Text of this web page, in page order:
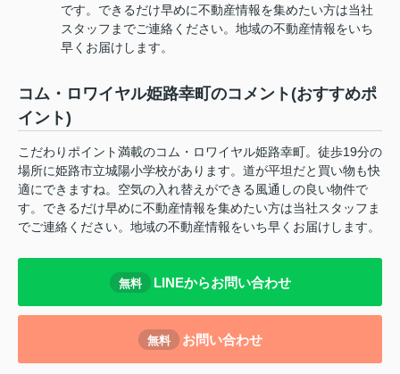
です。できるだけ早めに不動産情報を集めたい方は当社
スタッフまでご連絡ください。地域の不動産情報をいち
早くお届けします。
コム・ロワイヤル姫路幸町のコメント(おすすめポ
イント)
こだわりポイント満載のコム・ロワイヤル姫路幸町。徒歩19分の
場所に姫路市立城陽小学校があります。道が平坦だと買い物も快
適にできますね。空気の入れ替えができる風通しの良い物件で
す。できるだけ早めに不動産情報を集めたい方は当社スタッフま
でご連絡ください。地域の不動産情報をいち早くお届けします。
無料 LINEからお問い合わせ
無料 お問い合わせ